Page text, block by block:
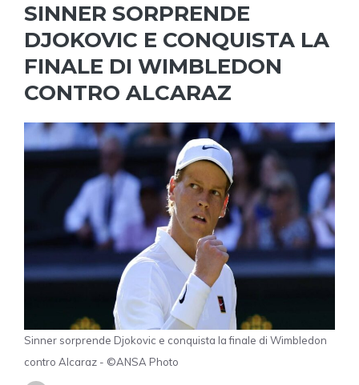
SINNER SORPRENDE
DJOKOVIC E CONQUISTA LA
FINALE DI WIMBLEDON
CONTRO ALCARAZ
Sinner sorprende Djokovic e conquista la finale di Wimbledon
contro Alcaraz - ©ANSA Photo